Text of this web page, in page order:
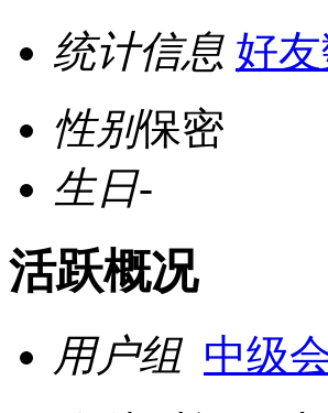
统计信息 好
性别保密
生日-
活跃概况
用户组 中级